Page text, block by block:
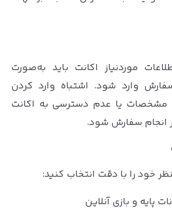
موردنیاز اکانت باید به‌صورت
وارد شود. اشتباه وارد کردن
مشخصات یا عدم دسترسی به اکانت
انجام سفارش شود.
خود را با دقت انتخاب کنید: